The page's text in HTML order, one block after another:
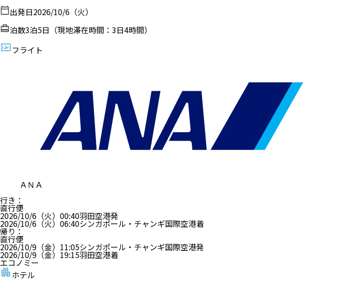
出発日2026/10/6（火）
泊数3泊5日（現地滞在時間： 3日4時間）
フライト
ＡＮＡ
行き ：
直行便
2026/10/6（火） 00:40羽田空港発
2026/10/6（火） 06:40シンガポール・チャンギ国際空港着
帰り ：
直行便
2026/10/9（金） 11:05シンガポール・チャンギ国際空港発
2026/10/9（金） 19:15羽田空港着
エコノミー
ホテル